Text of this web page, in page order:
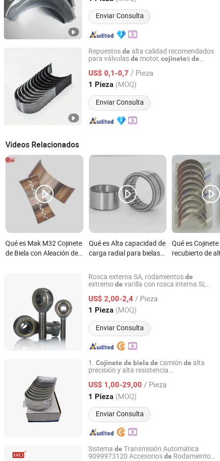
Enviar Consulta
Repuestosde alta calidad recomendados
para válvulasde motor, cojinetesde
US$ 0,1-0,7 / Pieza
1 Pieza (MOQ)
Enviar Consulta
Chengdu Changyin Trade Co., Ltd.
Sichuan, China Desde 2025
Videos Relacionados
Qué es Mak M32 Cojinete
de Biela con Aleación de
Qué es Alta capacidad de
carga radial para bielas
rodamientos de agujas
Qué es
recubierto de
Rover 306PS
gasolina
Rosca externa SA, rodamientosde
extremode varilla con rosca interna Si;
extremodevarilla, rodamientos
para equiposde
automatizada
US$ 2,00-2,4 / Pieza
1 Pieza (MOQ)
Enviar Consulta
Hebei Nuokuo Technology Co., Ltd
Hebei, China Desde 2025
1. Cojinete de biela de camión de alta
precisión y alta resistencia
US$ 1,00-29,00 / Pieza
1 Pieza (MOQ)
Enviar Consulta
Jinan Hongmao Automotive Parts Co., Ltd
Shandong, China Desde 2025
Sistema de Transmisión Automática
9099973120 Accesoriosde Rodamiento